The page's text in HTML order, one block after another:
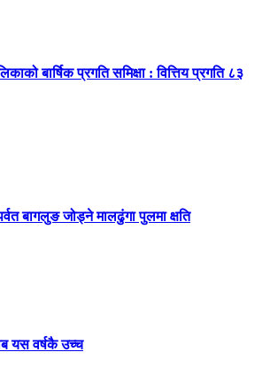
बार्षिक प्रगति समिक्षा : वित्तिय प्रगति ८३
बागलुङ जोड्ने मालढुंगा पुलमा क्षति
यस वर्षकै उच्च